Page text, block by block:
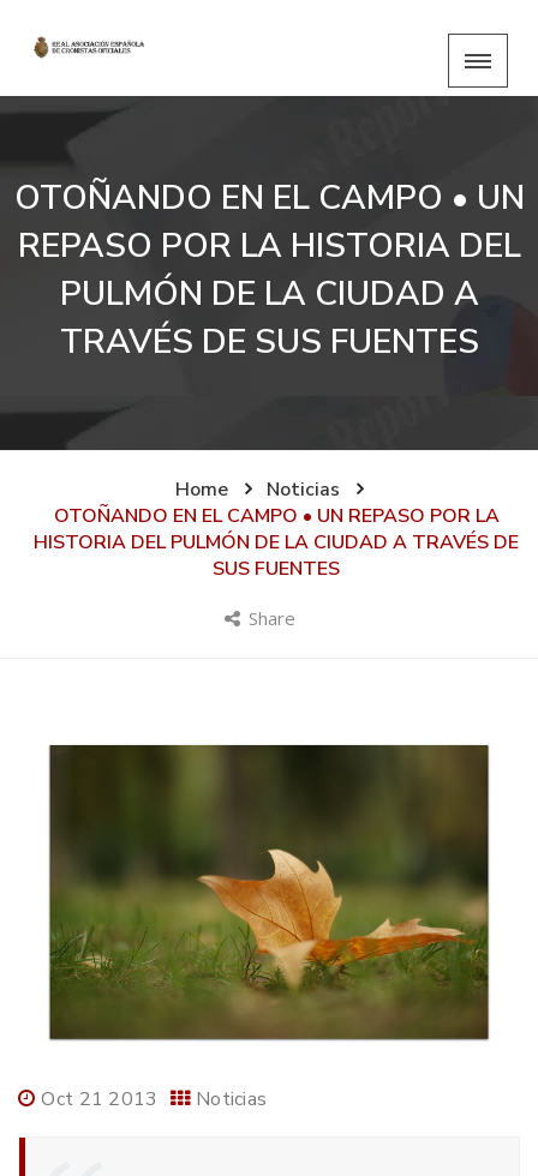
OTOÑANDO EN EL CAMPO • UN
REPASO POR LA HISTORIA DEL
PULMÓN DE LA CIUDAD A
TRAVÉS DE SUS FUENTES
Home
Noticias
OTOÑANDO EN EL CAMPO • UN REPASO POR LA
HISTORIA DEL PULMÓN DE LA CIUDAD A TRAVÉS DE
SUS FUENTES
Share
Oct 21 2013 Noticias